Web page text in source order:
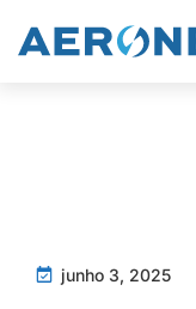
junho 3, 2025